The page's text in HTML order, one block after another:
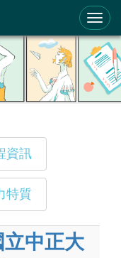
資訊
特質
立中正大